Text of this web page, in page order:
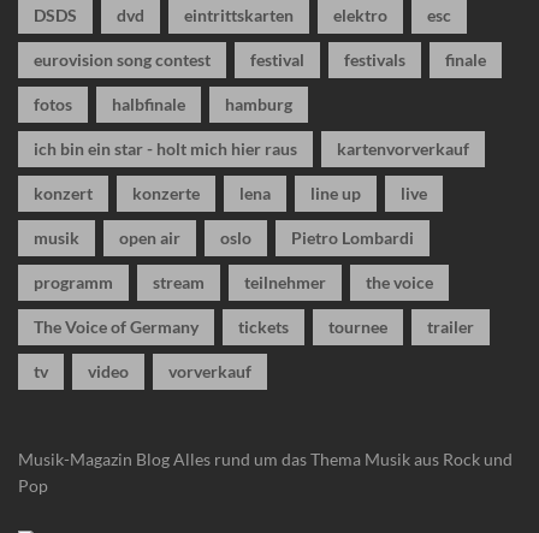
DSDS dvd eintrittskarten elektro esc
eurovision song contest festival festivals finale
fotos halbfinale hamburg
ich bin ein star - holt mich hier raus kartenvorverkauf
konzert konzerte lena line up live
musik open air oslo Pietro Lombardi
programm stream teilnehmer the voice
The Voice of Germany tickets tournee trailer
tv video vorverkauf
Musik-Magazin BlogAlles rund um das Thema Musik aus Rock und
Pop